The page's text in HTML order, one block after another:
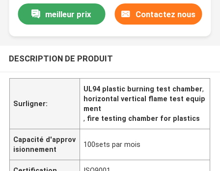
meilleur prix Contactez nous
DESCRIPTION DE PRODUIT
Surligner:
UL94 plastic burning test chamber,
horizontal vertical flame test equip
ment
, fire testing chamber for plastics
Capacité d'approv
isionnement
100sets par mois